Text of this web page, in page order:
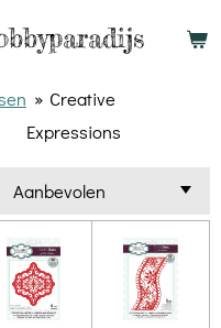
» Creative
Expressions